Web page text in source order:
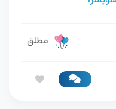
مطلق